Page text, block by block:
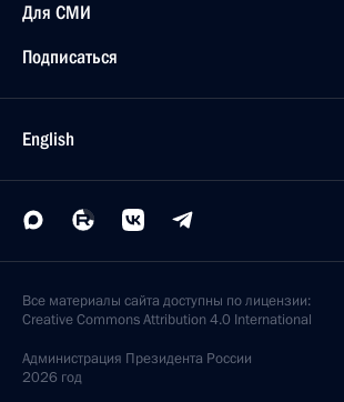
Для СМИ
Подписаться
English
Все материалы сайта доступны по лицензии:
Creative Commons Attribution 4.0 International
Администрация Президента России
2026 год